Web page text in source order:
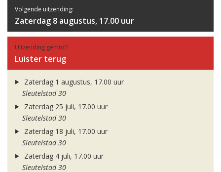
Volgende uitzending:
Zaterdag 8 augustus, 17.00 uur
Uitzending gemist?
Luister terug
Zaterdag 1 augustus, 17.00 uur
Sleutelstad 30
Zaterdag 25 juli, 17.00 uur
Sleutelstad 30
Zaterdag 18 juli, 17.00 uur
Sleutelstad 30
Zaterdag 4 juli, 17.00 uur
Sleutelstad 30